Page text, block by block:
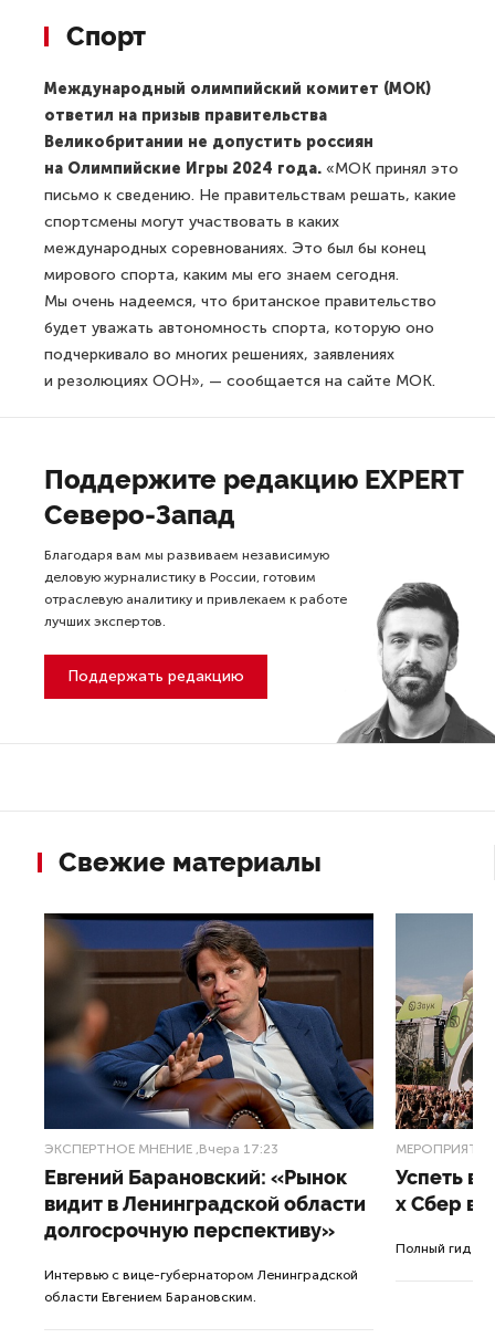
Спорт
Международный олимпийский комитет (МОК)
ответил на призыв правительства
Великобритании не допустить россиян
на Олимпийские Игры 2024 года. «МОК принял это
письмо к сведению. Не правительствам решать, какие
спортсмены могут участвовать в каких
международных соревнованиях. Это был бы конец
мирового спорта, каким мы его знаем сегодня.
Мы очень надеемся, что британское правительство
будет уважать автономность спорта, которую оно
подчеркивало во многих решениях, заявлениях
и резолюциях ООН», — сообщается на сайте МОК.
Поддержите редакцию EXPERT
Северо-Запад
Благодаря вам мы развиваем независимую
деловую журналистику в России, готовим
отраслевую аналитику и привлекаем к работе
лучших экспертов.
Поддержать редакцию
Свежие материалы
ЭКСПЕРТНОЕ МНЕНИЕ ,Вчера 17:23
Евгений Барановский: «Рынок
видит в Ленинградской области
долгосрочную перспективу»
Интервью с вице-губернатором Ленинградской
области Евгением Барановским.
МЕРОПРИЯТИЯ
Успеть
x Сбер в
Полный гид по